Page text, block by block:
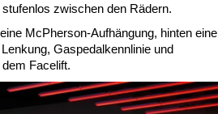
zwischen den Rädern.
McPherson-Aufhängung, hinten eine
Gaspedalkennlinie und
Facelift.